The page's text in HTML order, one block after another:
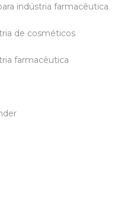
indústria farmacêutica
de cosméticos
farmacêutica